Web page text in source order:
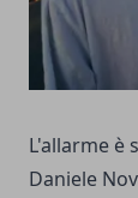
L'allarme è
Daniele